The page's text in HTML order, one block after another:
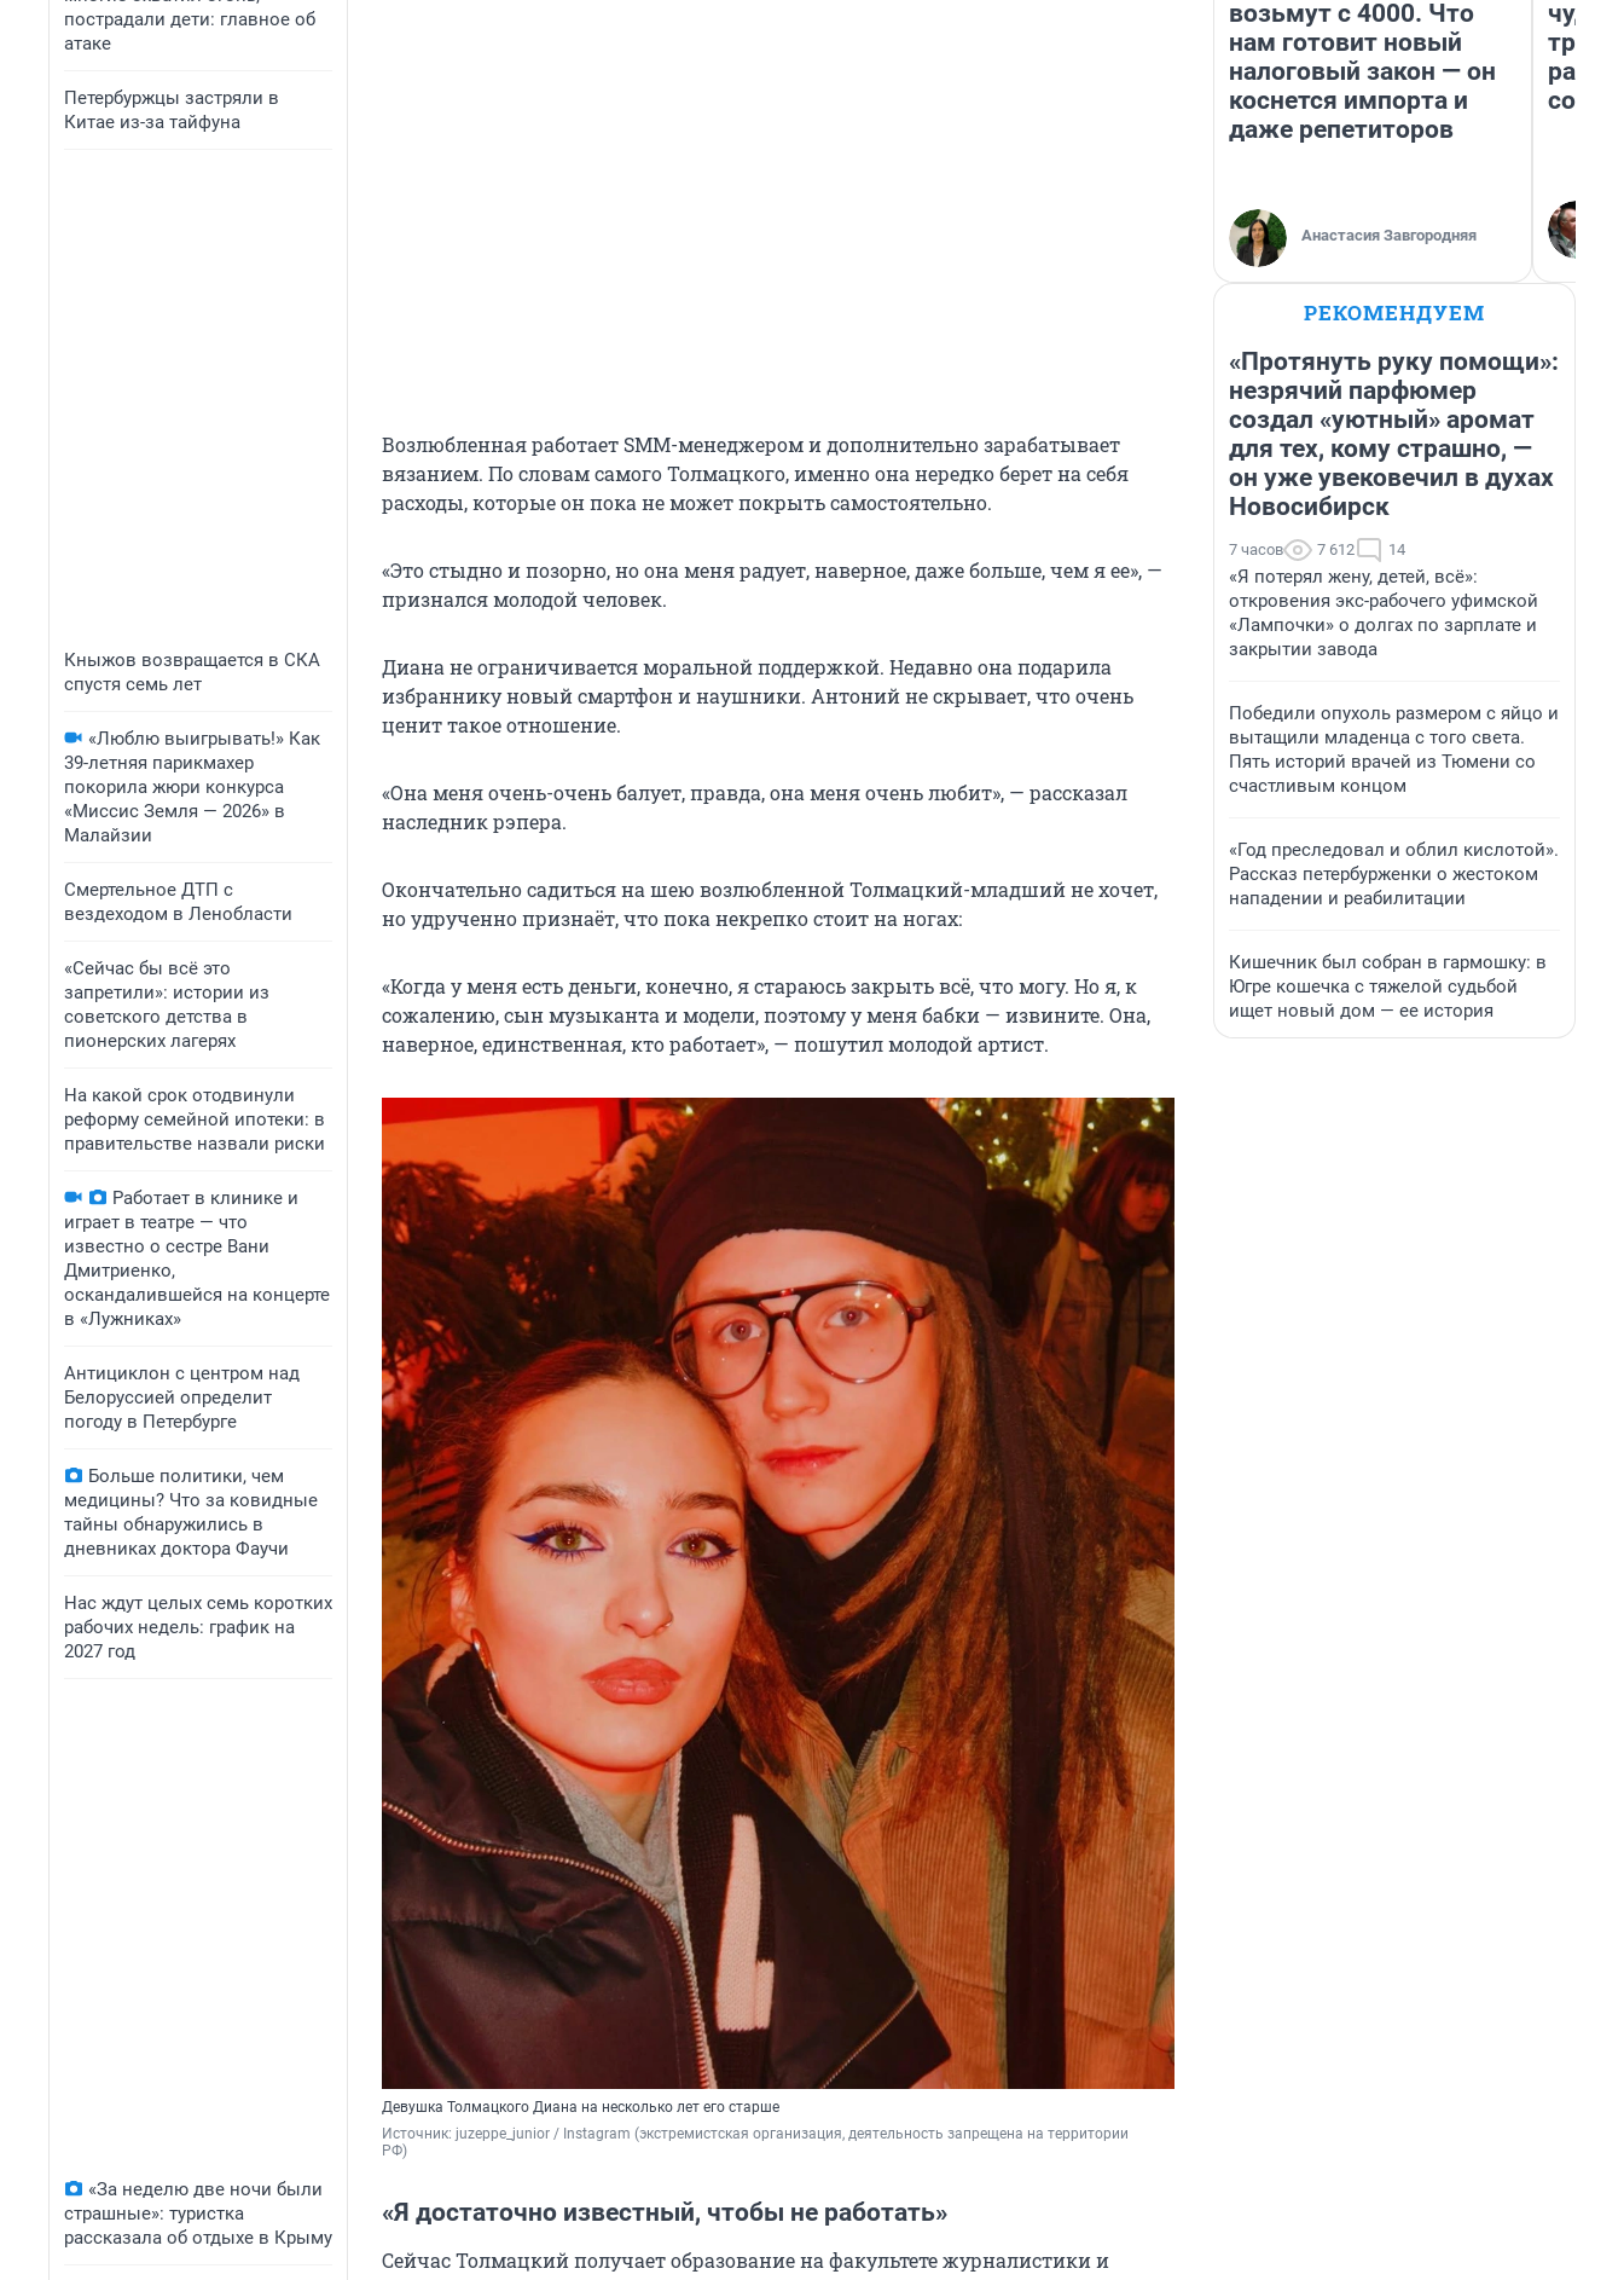
пострадали дети: главное об
атаке
Петербуржцы застряли в
Китае из-за тайфуна
Кныжов возвращается в СКА
спустя семь лет
«Люблю выигрывать!» Как
39-летняя парикмахер
покорила жюри конкурса
«Миссис Земля — 2026» в
Малайзии
Смертельное ДТП с
вездеходом в Ленобласти
«Сейчас бы всё это
запретили»: истории из
советского детства в
пионерских лагерях
На какой срок отодвинули
реформу семейной ипотеки: в
правительстве назвали риски
Работает в клинике и
играет в театре — что
известно о сестре Вани
Дмитриенко,
оскандалившейся на концерте
в «Лужниках»
Антициклон с центром над
Белоруссией определит
погоду в Петербурге
Больше политики, чем
медицины? Что за ковидные
тайны обнаружились в
дневниках доктора Фаучи
Нас ждут целых семь коротких
рабочих недель: график на
2027 год
«За неделю две ночи были
страшные»: туристка
рассказала об отдыхе в Крыму
Возлюбленная работает SMM-менеджером и дополнительно зарабатывает
вязанием. По словам самого Толмацкого, именно она нередко берет на себя
расходы, которые он пока не может покрыть самостоятельно.
«Это стыдно и позорно, но она меня радует, наверное, даже больше, чем я ее», —
признался молодой человек.
Диана не ограничивается моральной поддержкой. Недавно она подарила
избраннику новый смартфон и наушники. Антоний не скрывает, что очень
ценит такое отношение.
«Она меня очень-очень балует, правда, она меня очень любит», — рассказал
наследник рэпера.
Окончательно садиться на шею возлюбленной Толмацкий-младший не хочет,
но удрученно признаёт, что пока некрепко стоит на ногах:
«Когда у меня есть деньги, конечно, я стараюсь закрыть всё, что могу. Но я, к
сожалению, сын музыканта и модели, поэтому у меня бабки — извините. Она,
наверное, единственная, кто работает», — пошутил молодой артист.
Девушка Толмацкого Диана на несколько лет его старше
Источник: juzeppe_junior / Instagram (экстремистская организация, деятельность запрещена на территории
РФ)
«Я достаточно известный, чтобы не работать»
Сейчас Толмацкий получает образование на факультете журналистики и
возьмут с 4000. Что
нам готовит новый
налоговый закон — он
коснется импорта и
даже репетиторов
Анастасия Завгородняя
РЕКОМЕНДУЕМ
«Протянуть руку помощи»:
незрячий парфюмер
создал «уютный» аромат
для тех, кому страшно, —
он уже увековечил в духах
Новосибирск
7 часов 7 612 14
«Я потерял жену, детей, всё»:
откровения экс-рабочего уфимской
«Лампочки» о долгах по зарплате и
закрытии завода
Победили опухоль размером с яйцо и
вытащили младенца с того света.
Пять историй врачей из Тюмени со
счастливым концом
«Год преследовал и облил кислотой».
Рассказ петербурженки о жестоком
нападении и реабилитации
Кишечник был собран в гармошку: в
Югре кошечка с тяжелой судьбой
ищет новый дом — ее история